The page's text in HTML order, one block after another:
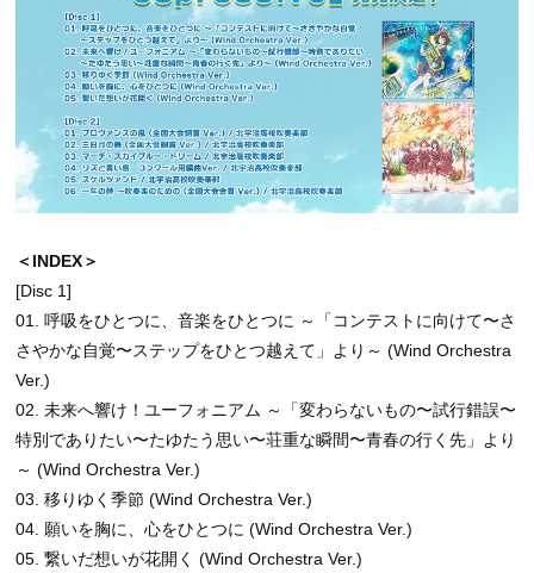
＜INDEX＞
[Disc 1]
01. 呼吸をひとつに、音楽をひとつに ～「コンテストに向けて〜さ
さやかな⾃覚〜ステップをひとつ越えて」より～ (Wind Orchestra
Ver.)
02. 未来へ響け！ユーフォニアム ～「変わらないもの〜試⾏錯誤〜
特別でありたい〜たゆたう思い〜荘重な瞬間〜⻘春の⾏く先」より
～ (Wind Orchestra Ver.)
03. 移りゆく季節 (Wind Orchestra Ver.)
04. 願いを胸に、心をひとつに (Wind Orchestra Ver.)
05. 繋いだ想いが花開く (Wind Orchestra Ver.)